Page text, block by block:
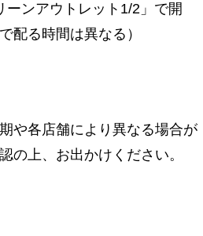
ンアウトレット1/2」で開
配る時間は異なる）
や各店舗により異なる場合が
の上、お出かけください。